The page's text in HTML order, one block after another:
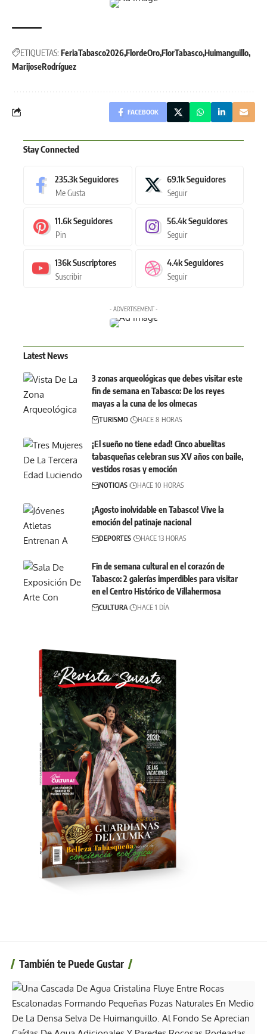
ETIQUETAS: FeriaTabasco2026FlordeOroFlorTabascoHuimanguillo
MarijoseRodríguez
FACEBOOK
Stay Connected
235.3kSeguidores
Me Gusta
69.1kSeguidores
Seguir
11.6kSeguidores
Pin
56.4kSeguidores
Seguir
136kSuscriptores
Suscribir
4.4kSeguidores
Seguir
- ADVERTISEMENT -
Latest News
3 zonas arqueológicas que debes visitar este
fin de semana en Tabasco: De los reyes
mayas a la cuna de los olmecas
TURISMO HACE 8 HORAS
¡El sueño no tiene edad! Cinco abuelitas
tabasqueñas celebran sus XV años con baile,
vestidos rosas y emoción
NOTICIAS HACE 10 HORAS
¡Agosto inolvidable en Tabasco! Vive la
emoción del patinaje nacional
DEPORTES HACE 13 HORAS
Fin de semana cultural en el corazón de
Tabasco: 2 galerías imperdibles para visitar
en el Centro Histórico de Villahermosa
CULTURA HACE 1 DÍA
También te Puede Gustar